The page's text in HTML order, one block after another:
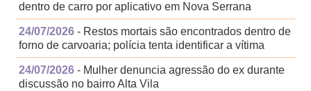
dentro de carro por aplicativo em Nova Serrana
24/07/2026 - Restos mortais são encontrados dentro de
forno de carvoaria; polícia tenta identificar a vítima
24/07/2026 - Mulher denuncia agressão do ex durante
discussão no bairro Alta Vila